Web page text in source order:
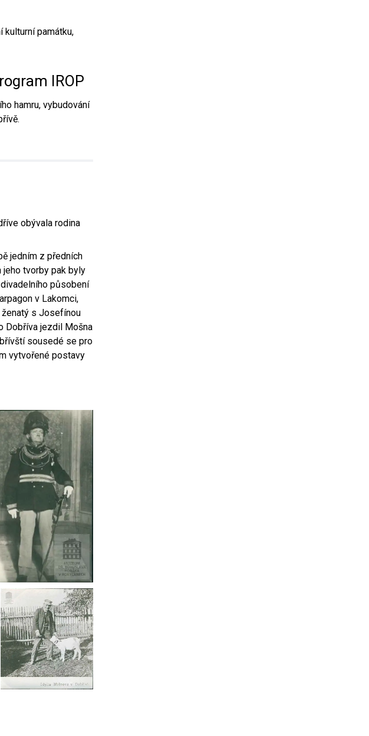
kulturní památku,
IROP
hamru, vybudování
obývala rodina
jedním z předních
jeho tvorby pak byly
působení
v Lakomci,
ženatý s Josefínou
Dobříva jezdil Mošna
sousedé se pro
vytvořené postavy